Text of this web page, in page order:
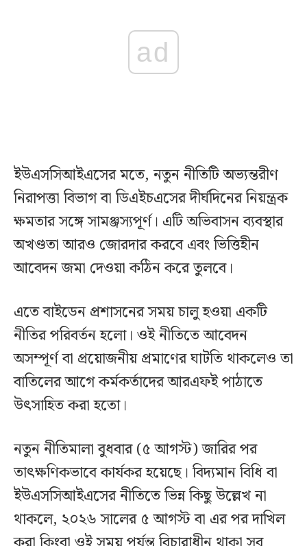
ad
ইউএসসিআইএসের মতে, নতুন নীতিটি অভ্যন্তরীণ
নিরাপত্তা বিভাগ বা ডিএইচএসের দীর্ঘদিনের নিয়ন্ত্রক
ক্ষমতার সঙ্গে সামঞ্জস্যপূর্ণ। এটি অভিবাসন ব্যবস্থার
অখণ্ডতা আরও জোরদার করবে এবং ভিত্তিহীন
আবেদন জমা দেওয়া কঠিন করে তুলবে।
এতে বাইডেন প্রশাসনের সময় চালু হওয়া একটি
নীতির পরিবর্তন হলো। ওই নীতিতে আবেদন
অসম্পূর্ণ বা প্রয়োজনীয় প্রমাণের ঘাটতি থাকলেও তা
বাতিলের আগে কর্মকর্তাদের আরএফই পাঠাতে
উৎসাহিত করা হতো।
নতুন নীতিমালা বুধবার (৫ আগস্ট) জারির পর
তাৎক্ষণিকভাবে কার্যকর হয়েছে। বিদ্যমান বিধি বা
ইউএসসিআইএসের নীতিতে ভিন্ন কিছু উল্লেখ না
থাকলে, ২০২৬ সালের ৫ আগস্ট বা এর পর দাখিল